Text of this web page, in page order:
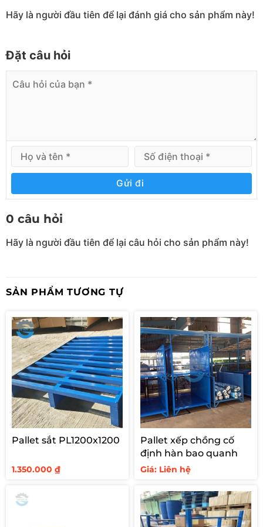
đỡ cả pallet lên xe, giá kệ hoặc container an toàn
nhanh chóng.
Cấu tạo kệ để pallet 2 tầng chứa 1 pallet tải
1300kg/tầng
Cấu tạokệ sắt pallet
tầng độc lập
Cấu tạo kệ để pallet 2 tầng chứa 1 pallet tải 1300kg/tầng
Chi tiết số lượng vật tư kệ pallet 2 tầng độc lập
KT : D1680 x R1100 x C2000 x 2 tầng beam
2 cánh hồi gồm : Chân omega 90×60 x 1.5mm,
Giằng C24x50x1.1mm
2 thanh beam lốc định hình H40x90mm dài
Hãy là người đầu tiên để lại đánh giá cho sản phẩm này!
Đặt câu hỏi
Gửi đi
0 câu hỏi
Hãy là người đầu tiên để lại câu hỏi cho sản phẩm này!
SẢN PHẨM TƯƠNG TỰ
Pallet sắt PL1200x1200
1.350.000 ₫
Pallet xếp chồng cố
định hàn bao quanh
Giá: Liên hệ